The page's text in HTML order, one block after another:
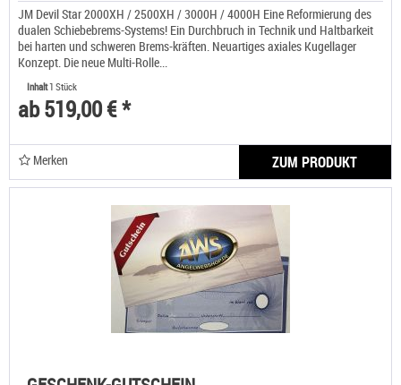
JM Devil Star 2000XH / 2500XH / 3000H / 4000H Eine Reformierung des
dualen Schiebebrems-Systems! Ein Durchbruch in Technik und Haltbarkeit
bei harten und schweren Brems-kräften. Neuartiges axiales Kugellager
Konzept. Die neue Multi-Rolle...
Inhalt1 Stück
ab 519,00 € *
ZUM PRODUKT
Merken